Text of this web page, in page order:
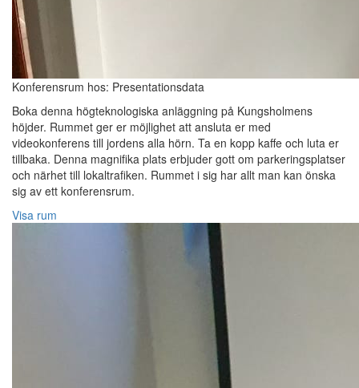
Konferensrum hos: Presentationsdata
Boka denna högteknologiska anläggning på Kungsholmens
höjder. Rummet ger er möjlighet att ansluta er med
videokonferens till jordens alla hörn. Ta en kopp kaffe och luta er
tillbaka. Denna magnifika plats erbjuder gott om parkeringsplatser
och närhet till lokaltrafiken. Rummet i sig har allt man kan önska
sig av ett konferensrum.
Visa rum